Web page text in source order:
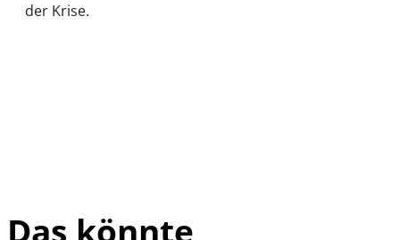
der Krise.
Das könnte